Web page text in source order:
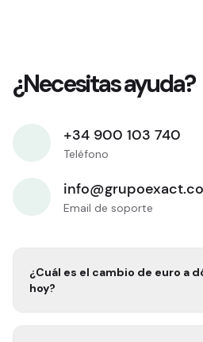
¿Necesitas ayuda?
+34 900 103 740
Teléfono
Email de soporte
¿Cuál es el cambio de euro a
hoy?